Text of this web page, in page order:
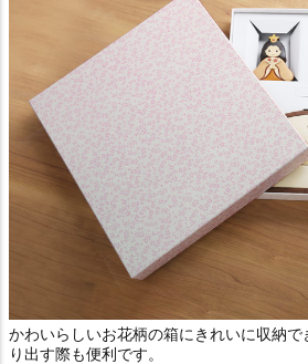
かわいらしいお花柄の箱にきれいに収納で
り出す際も便利です。